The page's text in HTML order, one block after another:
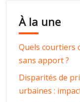
À la une
Quels courtiers
sans apport ?
Disparités de
urbaines :